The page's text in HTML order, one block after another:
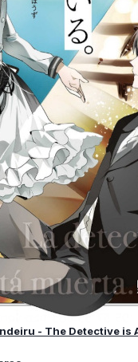
- The Detective is